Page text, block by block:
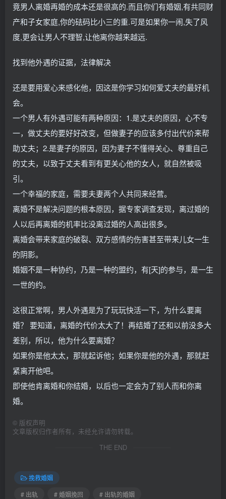
竟男人离婚再婚的成本还是很高的.而且你们有婚姻,有共同财
产和子女家庭,你的砝码比小三的重.可是如果你一闹,失了风
度,更会让男人不理智,让他离你越来越远.
找到他外遇的证据，法律解决
还是要用爱心来感化他，因这是你学习如何爱丈夫的最好机
会。
一个男人有外遇可能有两种原因：1.是丈夫的原因，心不专
一，做丈夫的要好好改变，但做妻子的应该多付出代价来帮
助丈夫；2.是妻子的原因，因为妻子不懂得关心、尊重自己
的丈夫，以致于丈夫看到有更关心他的女人，就自然被吸
引。
一个幸福的家庭，需要夫妻两个人共同来经营。
离婚不是解决问题的根本原因，据专家调查发现，离过婚的
人以后再离婚的机率比没离过婚的人高出很多。
离婚会带来家庭的破裂、双方感情的伤害甚至带来儿女一生
的阴影。
婚姻不是一种协约，乃是一种的盟约，有[天]的参与，是一生
一世的约。
这很正常啊，男人外遇是为了玩玩快活一下，为什么要离
婚？ 要知道，离婚的代价太大了！再结婚了还和以前没多大
差别，所以，他为什么要离婚？
如果你是他太太，那就起诉他；如果你是他的外遇，那就赶
紧离开他吧。
即使他肯离婚和你结婚，以后也一定会为了别人而和你离
婚。
© 版权声明
文章版权归作者所有，未经允许请勿转载。
THE END
挽救婚姻
# 出轨
# 婚姻挽回 # 出轨的婚姻